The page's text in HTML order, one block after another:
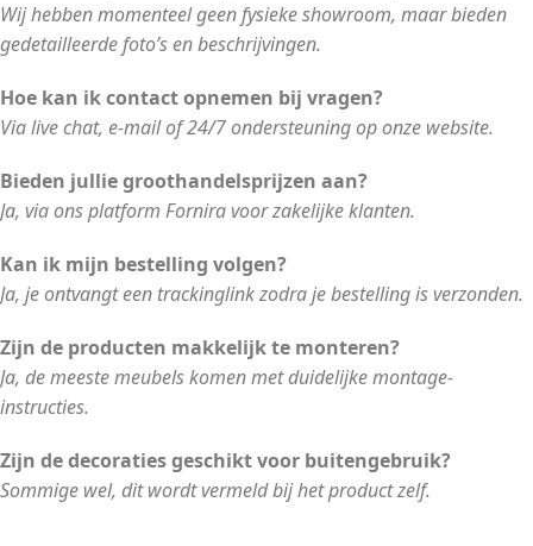
Wij hebben momenteel geen fysieke showroom, maar bieden
gedetailleerde foto’s en beschrijvingen.
Hoe kan ik contact opnemen bij vragen?
Via live chat, e-mail of 24/7 ondersteuning op onze website.
Bieden jullie groothandelsprijzen aan?
Ja, via ons platform Fornira voor zakelijke klanten.
Kan ik mijn bestelling volgen?
Ja, je ontvangt een trackinglink zodra je bestelling is verzonden.
Zijn de producten makkelijk te monteren?
Ja, de meeste meubels komen met duidelijke montage-
instructies.
Zijn de decoraties geschikt voor buitengebruik?
Sommige wel, dit wordt vermeld bij het product zelf.